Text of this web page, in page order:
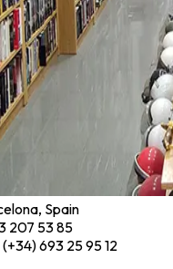
Spain
207 53 85
693 25 95 12